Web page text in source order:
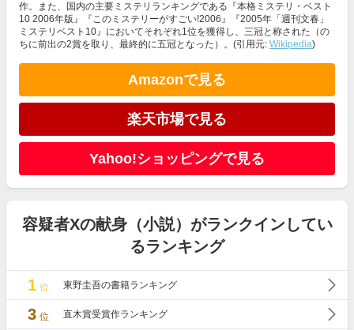
作。また、国内の主要ミステリランキングである『本格ミステリ・ベスト
10 2006年版』『このミステリーがすごい!2006』『2005年「週刊文春」
ミステリベスト10』においてそれぞれ1位を獲得し、三冠と称された（の
ちに前出の2賞を取り、最終的に五冠となった）。(引用元: Wikipedia)
Amazonで見る
楽天市場で見る
Yahoo!ショッピングで見る
容疑者Xの献身（小説）がランクインしてい
るランキング
1 位 東野圭吾の書籍ランキング
3 位 直木賞受賞作ランキング